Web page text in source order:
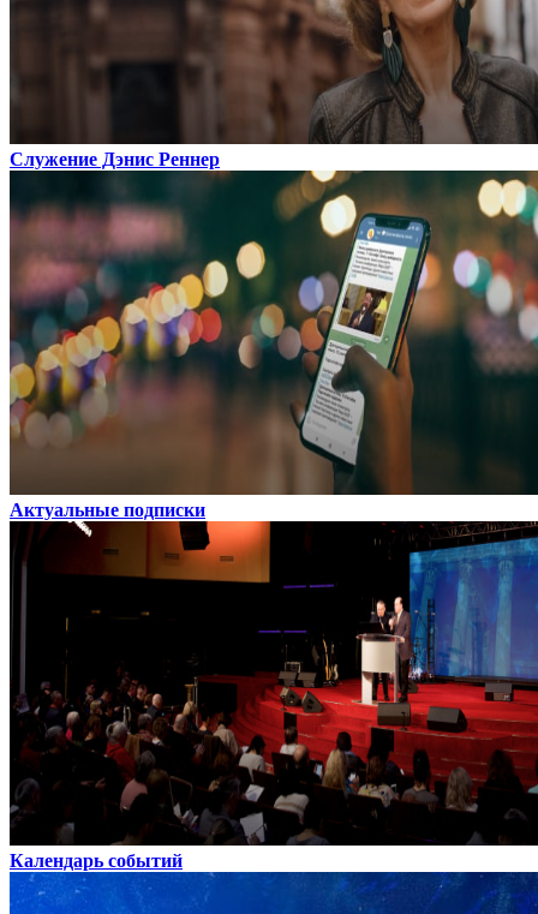
Служение Дэнис Реннер
Актуальные подписки
Календарь событий